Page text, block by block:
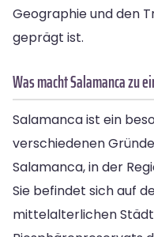
Geographie und den
geprägt ist.
Was macht Salamanca zu
Salamanca ist ein
verschiedenen
Salamanca, in der
Sie befindet sich auf
mittelalterlichen